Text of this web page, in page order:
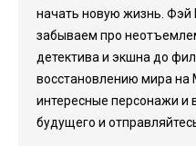
начать новую жизнь. Фэй
забываем про
детектива и экшна до
восстановлению мира на
интересные персонажи и
будущего и